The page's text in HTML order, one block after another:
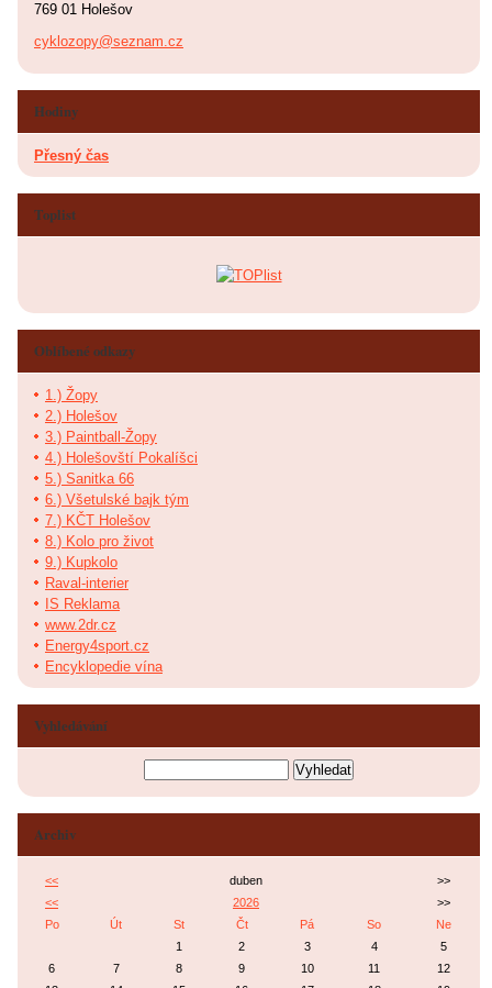
769 01 Holešov
cyklozopy@seznam.cz
Hodiny
Přesný čas
Toplist
Oblíbené odkazy
1.) Žopy
2.) Holešov
3.) Paintball-Žopy
4.) Holešovští Pokalíšci
5.) Sanitka 66
6.) Všetulské bajk tým
7.) KČT Holešov
8.) Kolo pro život
9.) Kupkolo
Raval-interier
IS Reklama
www.2dr.cz
Energy4sport.cz
Encyklopedie vína
Vyhledávání
Archiv
<< duben
>>
<<
2026
>>
Po
Út St Čt Pá So
Ne
1
2 3 4
5
6
7 8 9 10 11
12